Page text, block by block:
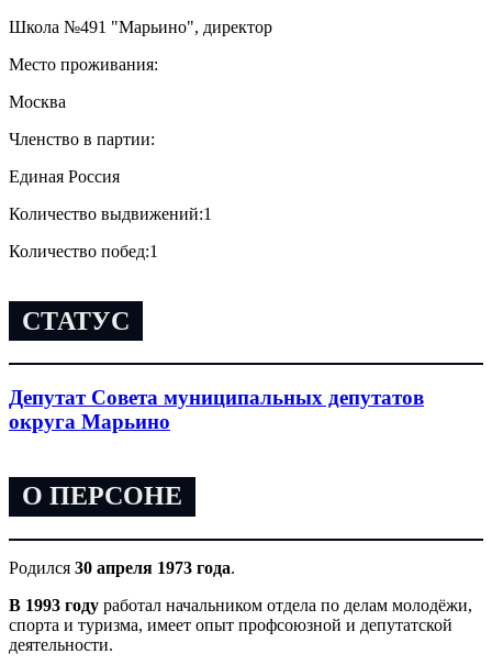
Школа №491 "Марьино", директор
Место проживания:
Москва
Членство в партии:
Единая Россия
Количество выдвижений:1
Количество побед:1
СТАТУС
Депутат Совета муниципальных депутатов
округа Марьино
О ПЕРСОНЕ
Родился 30 апреля 1973 года.
В 1993 году работал начальником отдела по делам молодёжи,
спорта и туризма, имеет опыт профсоюзной и депутатской
деятельности.